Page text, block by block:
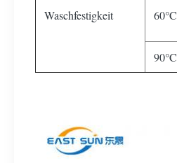
Waschfestigkeit 60°C
90°C